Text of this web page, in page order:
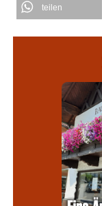
teilen